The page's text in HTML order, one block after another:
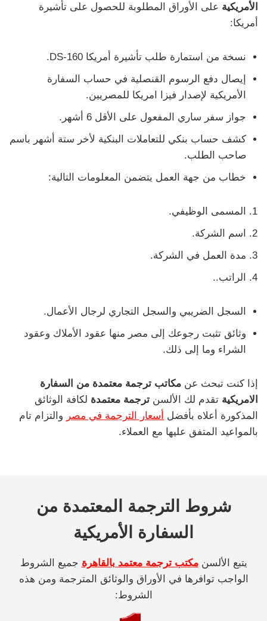
الأمريكية على الأوراق المطلوبة للحصول على تأشيرة
أمريكا:
نسخة من استمارة طلب تأشيرة أمريكا DS-160.
إيصال دفع الرسوم القنصلية في حساب السفارة
الأمريكية لإصدار فيزا امريكا للمصريين.
جواز سفر ساري المفعول على الأقل 6 أشهر.
كشف حساب بنكي للتعاملات البنكية لأخر ستة أشهر باسم
صاحب الطلب.
خطاب من جهة العمل يتضمن المعلومات التالية:
المسمى الوظيفي.
اسم الشركة.
مدة العمل في الشركة.
الراتب..
السجل الضريبي والسجل التجاري لرجال الأعمال.
وثائق تثبت رجوعك إلى مصر منها عقود الأملاك وعقود
الشراء وما إلى ذلك.
إذا كنت تبحث عن مكاتب ترجمة معتمدة من السفارة
الامريكية تقدم لك الألسن ترجمة معتمدة لكافة الوثائق
المذكورة أعلاه بأفضل
أسعار الترجمة في مصر والتزام تام
بالمواعيد المتفق عليها مع العملاء.
شروط الترجمة المعتمدة من
السفارة الأمريكية
يتبع الألسنمكتب ترجمة معتمد بالقاهرة جميع الشروط
الواجب توافرها في الأوراق والوثائق المترجمة ومن هذه
الشروط: